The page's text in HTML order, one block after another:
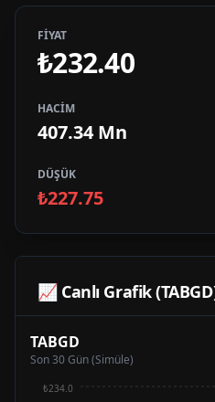
FİYAT
₺232.40
HACİM
407.34 Mn
DÜŞÜK
₺227.75
📈 Canlı Grafik (TABGD
TABGD
Son 30 Gün (Simüle)
₺234.0